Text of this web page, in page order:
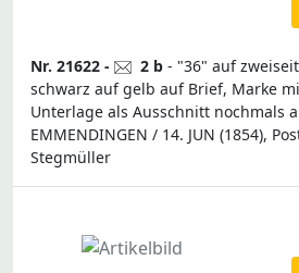
Nr. 21622 - 2 b - "36" auf
schwarz auf gelb auf Brief, Marke
Unterlage als Ausschnitt nochmals
EMMENDINGEN / 14. JUN (1854),
Stegmüller